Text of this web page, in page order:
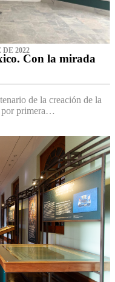
DE 2022
Con la mirada
de la creación de la
por primera…